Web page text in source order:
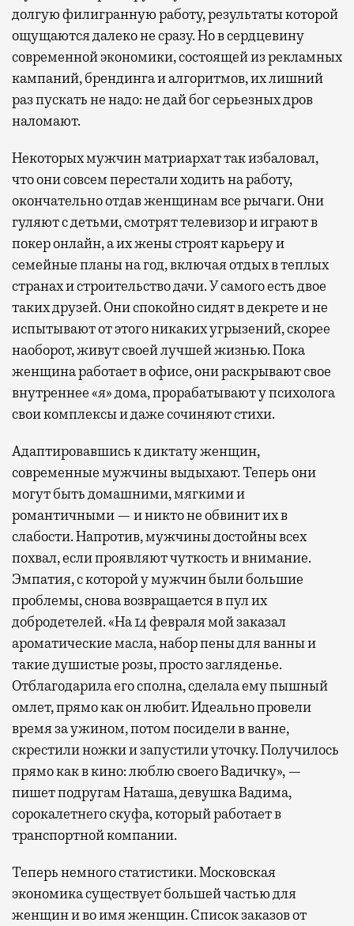
долгую филигранную работу, результаты которой
ощущаются далеко не сразу. Но в сердцевину
современной экономики, состоящей из рекламных
кампаний, брендинга и алгоритмов, их лишний
раз пускать не надо: не дай бог серьезных дров
наломают.
Некоторых мужчин матриархат так избаловал,
что они совсем перестали ходить на работу,
окончательно отдав женщинам все рычаги. Они
гуляют с детьми, смотрят телевизор и играют в
покер онлайн, а их жены строят карьеру и
семейные планы на год, включая отдых в теплых
странах и строительство дачи. У самого есть двое
таких друзей. Они спокойно сидят в декрете и не
испытывают от этого никаких угрызений, скорее
наоборот, живут своей лучшей жизнью. Пока
женщина работает в офисе, они раскрывают свое
внутреннее «я» дома, прорабатывают у психолога
свои комплексы и даже сочиняют стихи.
Адаптировавшись к диктату женщин,
современные мужчины выдыхают. Теперь они
могут быть домашними, мягкими и
романтичными — и никто не обвинит их в
слабости. Напротив, мужчины достойны всех
похвал, если проявляют чуткость и внимание.
Эмпатия, с которой у мужчин были большие
проблемы, снова возвращается в пул их
добродетелей. «На 14 февраля мой заказал
ароматические масла, набор пены для ванны и
такие душистые розы, просто загляденье.
Отблагодарила его сполна, сделала ему пышный
омлет, прямо как он любит. Идеально провели
время за ужином, потом посидели в ванне,
скрестили ножки и запустили уточку. Получилось
прямо как в кино: люблю своего Вадичку», —
пишет подругам Наташа, девушка Вадима,
сорокалетнего скуфа, который работает в
транспортной компании.
Теперь немного статистики. Московская
экономика существует большей частью для
женщин и во имя женщин. Список заказов от